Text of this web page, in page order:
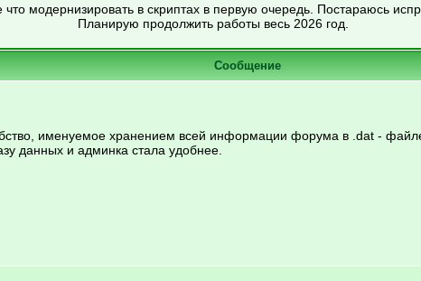
модернизировать в скриптах в первую очередь. Постараюсь
Планирую продолжить работы весь 2026 год.
Сообщение
именуемое хранением всей информации форума в .dat -
данных и админка стала удобнее.